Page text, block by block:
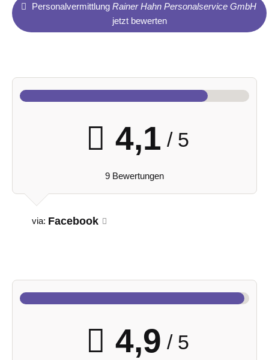
Personalvermittlung Rainer Hahn Personalservice GmbH
jetzt bewerten
4,1 / 5
9 Bewertungen
via: Facebook
4,9 / 5